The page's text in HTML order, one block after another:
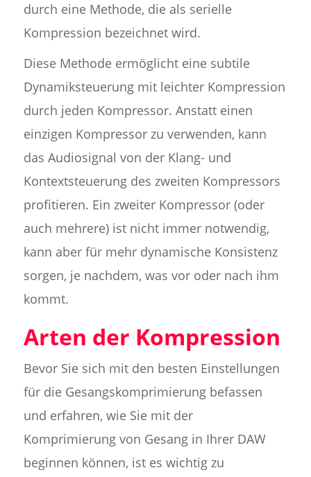
durch eine Methode, die als serielle
Kompression bezeichnet wird.
Diese Methode ermöglicht eine subtile
Dynamiksteuerung mit leichter Kompression
durch jeden Kompressor. Anstatt einen
einzigen Kompressor zu verwenden, kann
das Audiosignal von der Klang- und
Kontextsteuerung des zweiten Kompressors
profitieren. Ein zweiter Kompressor (oder
auch mehrere) ist nicht immer notwendig,
kann aber für mehr dynamische Konsistenz
sorgen, je nachdem, was vor oder nach ihm
kommt.
Arten der Kompression
Bevor Sie sich mit den besten Einstellungen
für die Gesangskomprimierung befassen
und erfahren, wie Sie mit der
Komprimierung von Gesang in Ihrer DAW
beginnen können, ist es wichtig zu